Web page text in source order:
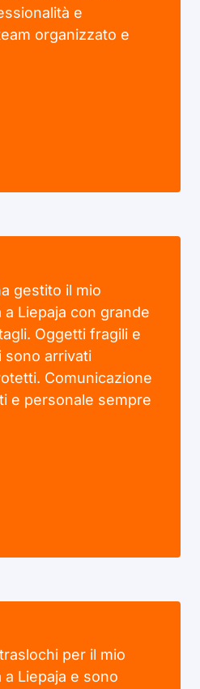
e
organizzato e
gestito il mio
a Liepaja con grande
Oggetti fragili e
sono arrivati
Comunicazione
e personale sempre
per il mio
a Liepaja e sono